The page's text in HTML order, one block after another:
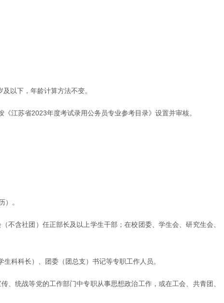
以下，年龄计算方法不变。
江苏省2023年度考试录用公务员专业参考目录》设置并审核。
）。
含社团）任正部长及以上学生干部；在校团委、学生会、研究生会、
科科长）、团委（团总支）书记等专职工作人员。
统战等党的工作部门中专职从事思想政治工作，或在工会、共青团、